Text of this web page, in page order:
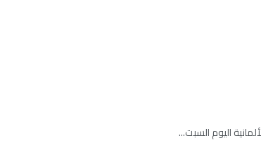
اليوم السبت...